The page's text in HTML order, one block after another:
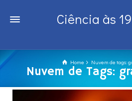
Ciência às
Home Nuvem de tags:
Nuvem de Tags: